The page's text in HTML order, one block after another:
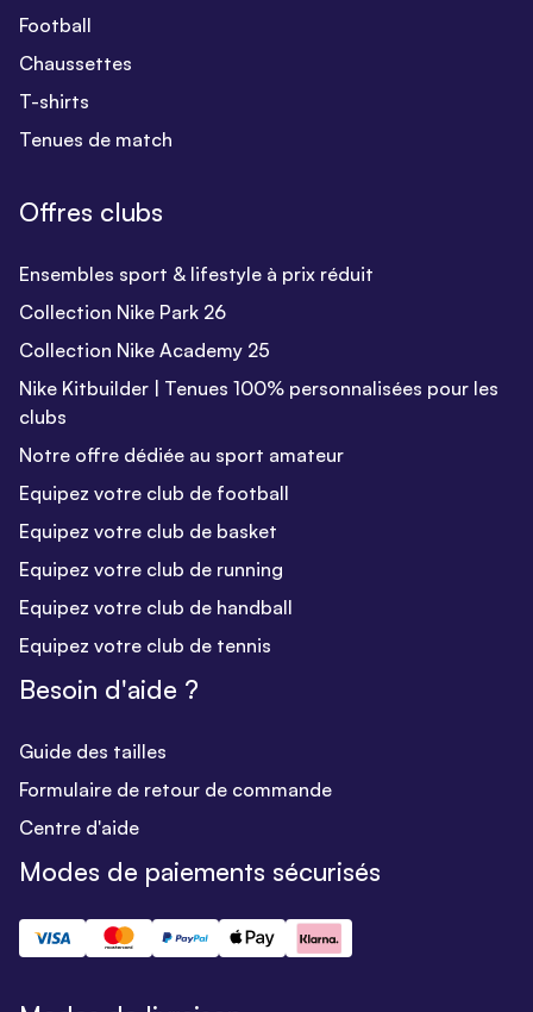
Football
Chaussettes
T-shirts
Tenues de match
Offres clubs
Ensembles sport & lifestyle à prix réduit
Collection Nike Park 26
Collection Nike Academy 25
Nike Kitbuilder | Tenues 100% personnalisées pour les
clubs
Notre offre dédiée au sport amateur
Equipez votre club de football
Equipez votre club de basket
Equipez votre club de running
Equipez votre club de handball
Equipez votre club de tennis
Besoin d'aide ?
Guide des tailles
Formulaire de retour de commande
Centre d'aide
Modes de paiements sécurisés